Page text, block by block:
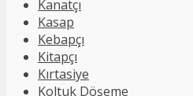
Kanatçı
Kasap
Kebapçı
Kitapçı
Kırtasiye
Koltuk Döşeme